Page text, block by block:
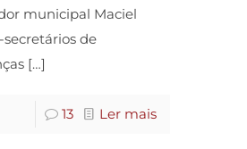
municipal Maciel
secretários de
[…]
13 Ler mais